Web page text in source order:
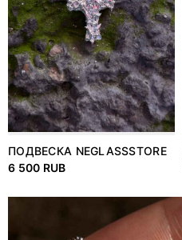
ПОДВЕСКА NEGLASSSTORE
6 500 RUB